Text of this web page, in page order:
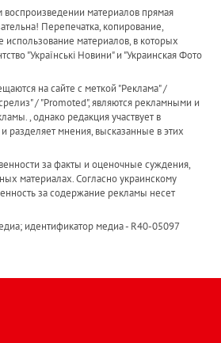
материалов прямая
Перепечатка, копирование,
материалов, в которых
"Українськi Новини" и "Украинская Фото
на сайте с меткой "Реклама" /
/ "Promoted", являются рекламными и
, однако редакция участвует в
и разделяет мнения, высказанные в этих
за факты и оценочные суждения,
материалах. Согласно украинскому
за содержание рекламы несет
идентификатор медиа - R40-05097